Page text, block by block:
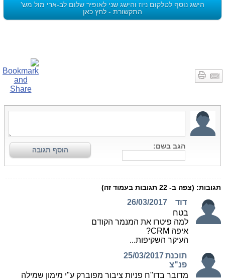
הישג נוסף לטלקום ניוז והישג שני לאופיר שלום לב-ארי מול מש'
התקשורת - לחץ כאן